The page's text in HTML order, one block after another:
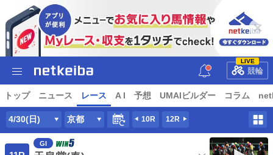
LIVE
競輪
トップ ニュース レース A I 予想 UMAIビルダー コラム
4/30(日) 京都 10R 12R
GI